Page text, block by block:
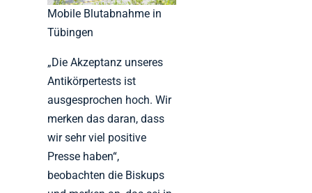
Mobile Blutabnahme in
Tübingen
„Die Akzeptanz unseres
Antikörpertests ist
ausgesprochen hoch. Wir
merken das daran, dass
wir sehr viel positive
Presse haben“,
beobachten die Biskups